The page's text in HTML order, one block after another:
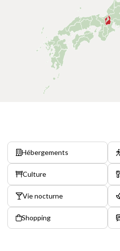
Hébergements
Culture
Vie nocturne
Shopping